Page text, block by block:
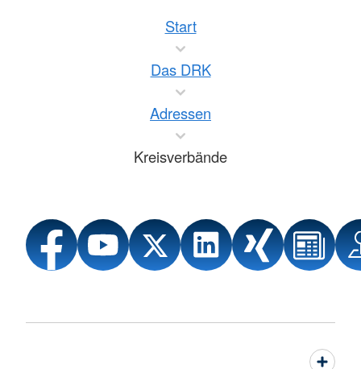
Start
Das DRK
Adressen
Kreisverbände